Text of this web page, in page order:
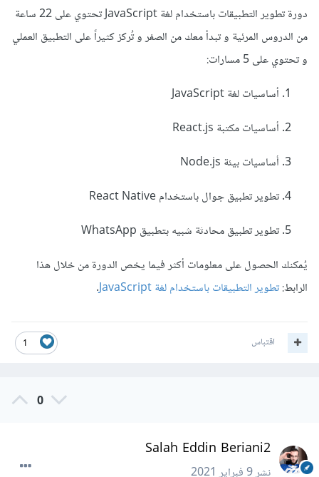
دورة تطوير التطبيقات باستخدام لغة JavaScript تحتوي على 22 ساعة
من الدروس المرئية و تبدأ معك من الصفر و تُركز كثيراً على التطبيق العملي
و تحتوي على 5 مسارات:
أساسيات لغة JavaScript
أساسيات مكتبة React.js
أساسيات بيئة Node.js
تطوير تطبيق جوال باستخدام React Native
تطوير تطبيق محادثة شبيه بتطبيق WhatsApp
يُمكنك الحصول على معلومات أكثر فيما يخص الدورة من خلال هذا
الرابط:تطوير التطبيقات باستخدام لغة JavaScript .
1 اقتباس
0
Salah Eddin Beriani2